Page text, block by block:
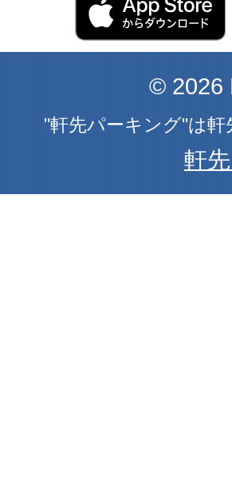
© 2026
"軒先パーキング"は
軒